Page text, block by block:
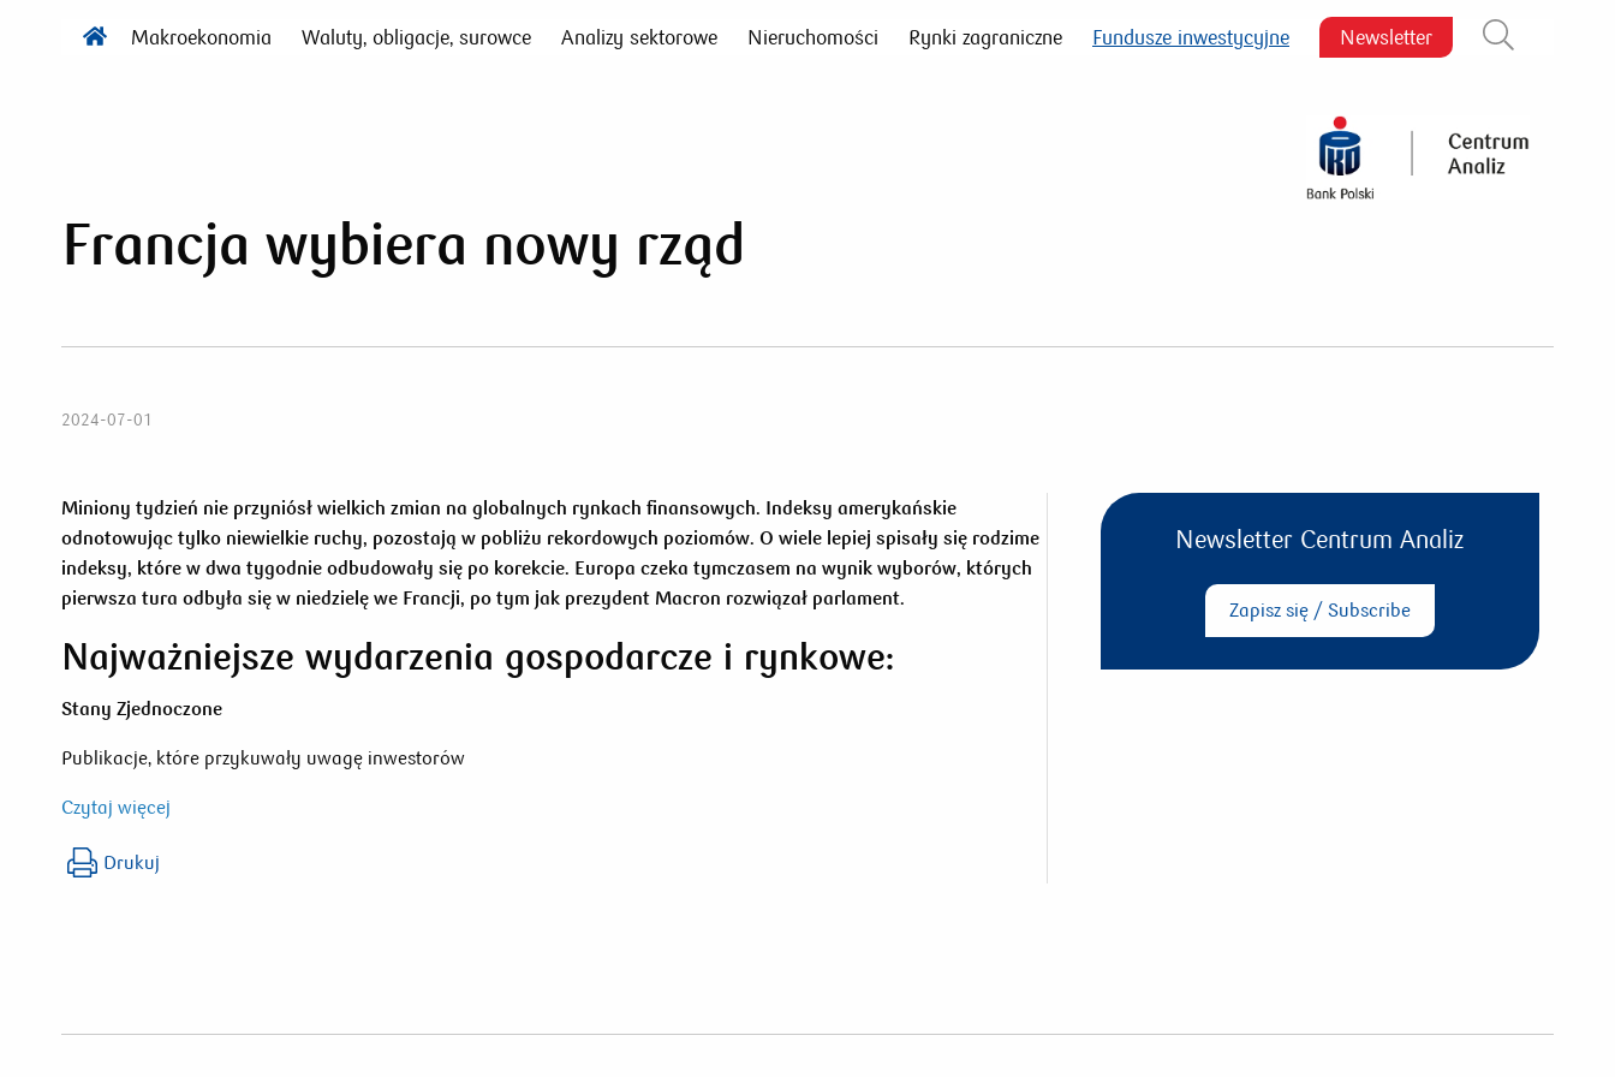
Makroekonomia Waluty, obligacje, surowce Analizy sektorowe Nieruchomości Rynki zagraniczne Fundusze inwestycyjne Newsletter
Francja wybiera nowy rząd
2024-07-01
Miniony tydzień nie przyniósł wielkich zmian na globalnych rynkach finansowych. Indeksy amerykańskie
odnotowując tylko niewielkie ruchy, pozostają w pobliżu rekordowych poziomów. O wiele lepiej spisały się rodzime
indeksy, które w dwa tygodnie odbudowały się po korekcie. Europa czeka tymczasem na wynik wyborów, których
pierwsza tura odbyła się w niedzielę we Francji, po tym jak prezydent Macron rozwiązał parlament.
Najważniejsze wydarzenia gospodarcze i rynkowe:
Stany Zjednoczone
Publikacje, które przykuwały uwagę inwestorów
Czytaj więcej
Drukuj
Newsletter Centrum Analiz
Zapisz się / Subscribe